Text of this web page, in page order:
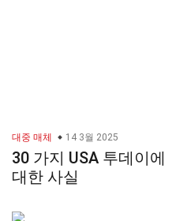
대중 매체 14 3월 2025
30 가지 USA 투데이에
대한 사실